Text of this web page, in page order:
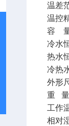
温差
温控
容
冷水
热水
冷热
外形
重
量
工作
相对